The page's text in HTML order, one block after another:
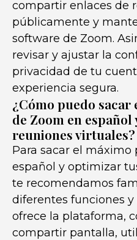
compartir enlaces de
públicamente y
software de Zoom.
revisar y ajustar la
privacidad de tu
experiencia segura.
¿Cómo puedo
de Zoom en
reuniones virtuales?
Para sacar el máximo
español y optimizar
te recomendamos
diferentes funciones
ofrece la plataforma,
compartir pantalla,